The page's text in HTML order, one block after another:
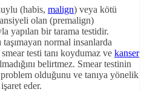
(habis, malign) veya kötü
olan (premalign)
yapılan bir tarama testidir.
normal insanlarda
testi tanı koydumaz ve kanser
belirtmez. Smear testinin
olduğunu ve tanıya yönelik
eder.